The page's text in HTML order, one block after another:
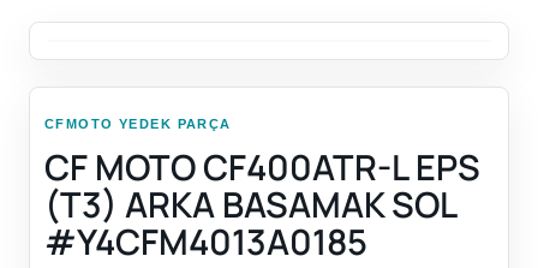
CFMOTO YEDEK PARÇA
CF MOTO CF400ATR-L EPS
(T3) ARKA BASAMAK SOL
#Y4CFM4013A0185